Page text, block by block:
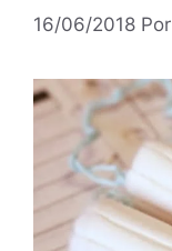
16/06/2018 Por